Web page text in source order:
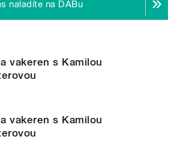
naladíte na DABu
vakeren s Kamilou
vakeren s Kamilou